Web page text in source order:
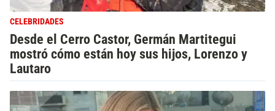
CELEBRIDADES
Desde el Cerro Castor, Germán Martitegui
mostró cómo están hoy sus hijos, Lorenzo y
Lautaro